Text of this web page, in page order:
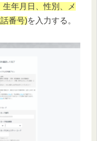
年月日、性別、メ
番号)を入力する。